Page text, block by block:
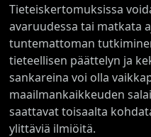
Tieteiskertomuksissa
avaruudessa tai matkata
tuntemattoman
tieteellisen päättelyn ja
sankareina voi olla
maailmankaikkeuden
saattavat toisaalta
ylittäviä ilmiöitä.